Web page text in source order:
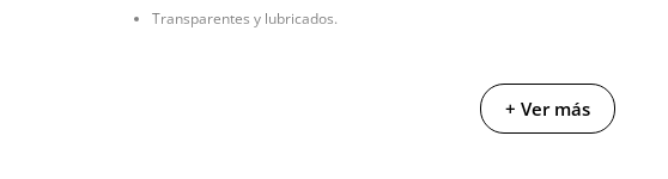
Transparentes y lubricados.
+ Ver más